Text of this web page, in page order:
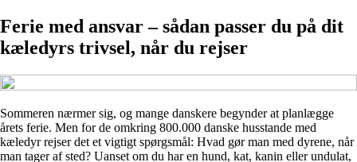
Ferie med ansvar – sådan passer du på dit
kæledyrs trivsel, når du rejser
Sommeren nærmer sig, og mange danskere begynder at planlægge
årets ferie. Men for de omkring 800.000 danske husstande med
kæledyr rejser det et vigtigt spørgsmål: Hvad gør man med dyrene, når
man tager af sted? Uanset om du har en hund, kat, kanin eller undulat,